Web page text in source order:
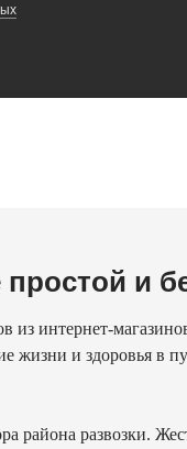
и
интернет-
жизни и здоровья в
района развозки.